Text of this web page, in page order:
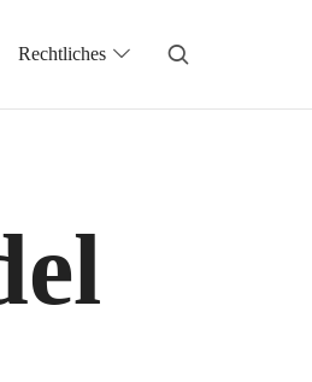
Rechtliches